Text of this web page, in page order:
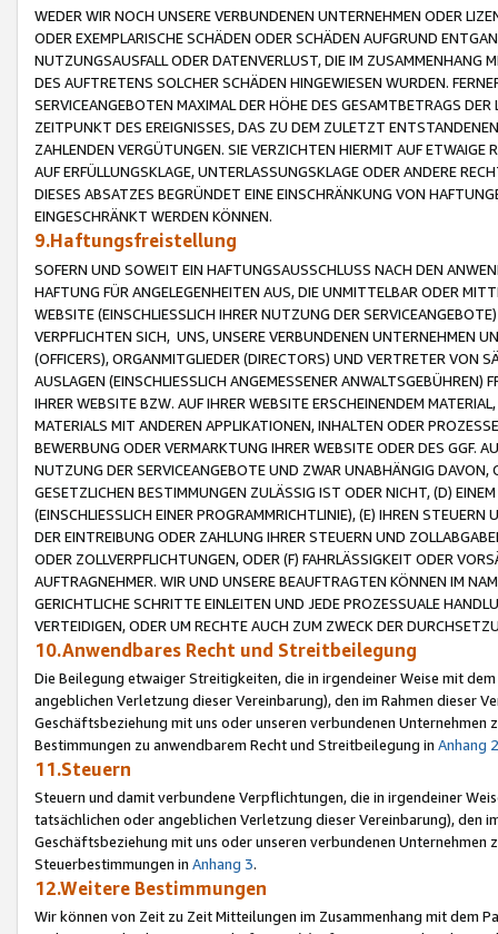
WEDER WIR NOCH UNSERE VERBUNDENEN UNTERNEHMEN ODER
ODER EXEMPLARISCHE SCHÄDEN ODER SCHÄDEN AUFGRUND
NUTZUNGSAUSFALL ODER DATENVERLUST, DIE IM ZUSAMMENHANG
DES AUFTRETENS SOLCHER SCHÄDEN HINGEWIESEN WURDEN.
SERVICEANGEBOTEN MAXIMAL DER HÖHE DES GESAMTBETRAGS
ZEITPUNKT DES EREIGNISSES, DAS ZU DEM ZULETZT
ZAHLENDEN VERGÜTUNGEN. SIE VERZICHTEN HIERMIT AUF
AUF ERFÜLLUNGSKLAGE, UNTERLASSUNGSKLAGE ODER ANDERE
DIESES ABSATZES BEGRÜNDET EINE EINSCHRÄNKUNG VON
EINGESCHRÄNKT WERDEN KÖNNEN.
9.Haftungsfreistellung
SOFERN UND SOWEIT EIN HAFTUNGSAUSSCHLUSS NACH DEN
HAFTUNG FÜR ANGELEGENHEITEN AUS, DIE UNMITTELBAR ODER
WEBSITE (EINSCHLIESSLICH IHRER NUTZUNG DER
VERPFLICHTEN SICH, UNS, UNSERE VERBUNDENEN UNTERNEHMEN
(OFFICERS), ORGANMITGLIEDER (DIRECTORS) UND VERTRETER VON
AUSLAGEN (EINSCHLIESSLICH ANGEMESSENER
IHRER WEBSITE BZW. AUF IHRER WEBSITE ERSCHEINENDEM
MATERIALS MIT ANDEREN APPLIKATIONEN, INHALTEN ODER
BEWERBUNG ODER VERMARKTUNG IHRER WEBSITE ODER DES GGF.
NUTZUNG DER SERVICEANGEBOTE UND ZWAR UNABHÄNGIG
GESETZLICHEN BESTIMMUNGEN ZULÄSSIG IST ODER NICHT, (D)
(EINSCHLIESSLICH EINER PROGRAMMRICHTLINIE), (E) IHREN
DER EINTREIBUNG ODER ZAHLUNG IHRER STEUERN UND
ODER ZOLLVERPFLICHTUNGEN, ODER (F) FAHRLÄSSIGKEIT ODER
AUFTRAGNEHMER. WIR UND UNSERE BEAUFTRAGTEN KÖNNEN IM
GERICHTLICHE SCHRITTE EINLEITEN UND JEDE PROZESSUALE
VERTEIDIGEN, ODER UM RECHTE AUCH ZUM ZWECK DER
10.Anwendbares Recht und Streitbeilegung
Die Beilegung etwaiger Streitigkeiten, die in irgendeiner Weise mit
angeblichen Verletzung dieser Vereinbarung), den im Rahmen dieser
Geschäftsbeziehung mit uns oder unseren verbundenen
Bestimmungen zu anwendbarem Recht und Streitbeilegung in Anhang 2
11.Steuern
Steuern und damit verbundene Verpflichtungen, die in irgendeiner
tatsächlichen oder angeblichen Verletzung dieser Vereinbarung), den
Geschäftsbeziehung mit uns oder unseren verbundenen
Steuerbestimmungen in Anhang 3.
12.Weitere Bestimmungen
Wir können von Zeit zu Zeit Mitteilungen im Zusammenhang mit dem